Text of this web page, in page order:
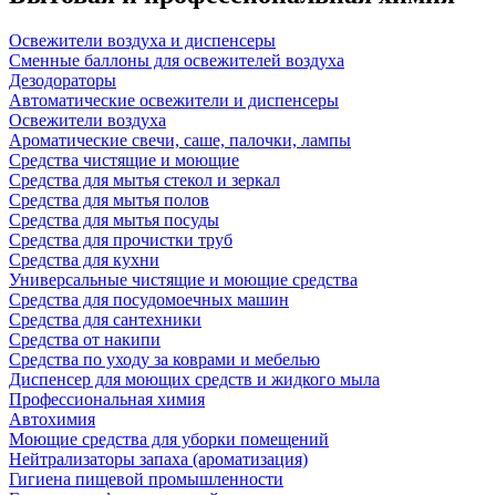
Освежители воздуха и диспенсеры
Сменные баллоны для освежителей воздуха
Дезодораторы
Автоматические освежители и диспенсеры
Освежители воздуха
Ароматические свечи, саше, палочки, лампы
Средства чистящие и моющие
Средства для мытья стекол и зеркал
Средства для мытья полов
Средства для мытья посуды
Средства для прочистки труб
Средства для кухни
Универсальные чистящие и моющие средства
Средства для посудомоечных машин
Средства для сантехники
Средства от накипи
Средства по уходу за коврами и мебелью
Диспенсер для моющих средств и жидкого мыла
Профессиональная химия
Автохимия
Моющие средства для уборки помещений
Нейтрализаторы запаха (ароматизация)
Гигиена пищевой промышленности